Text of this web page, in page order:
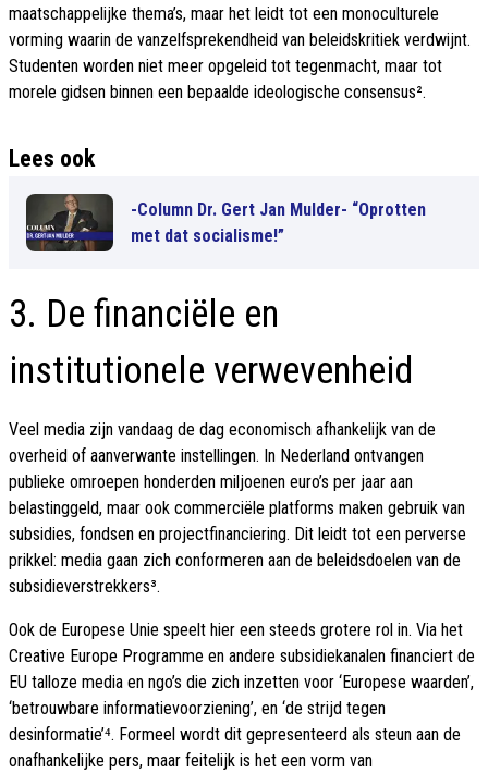
maatschappelijke thema’s, maar het leidt tot een monoculturele
vorming waarin de vanzelfsprekendheid van beleidskritiek verdwijnt.
Studenten worden niet meer opgeleid tot tegenmacht, maar tot
morele gidsen binnen een bepaalde ideologische consensus².
Lees ook
-Column Dr. Gert Jan Mulder- “Oprotten
met dat socialisme!”
3. De financiële en
institutionele verwevenheid
Veel media zijn vandaag de dag economisch afhankelijk van de
overheid of aanverwante instellingen. In Nederland ontvangen
publieke omroepen honderden miljoenen euro’s per jaar aan
belastinggeld, maar ook commerciële platforms maken gebruik van
subsidies, fondsen en projectfinanciering. Dit leidt tot een perverse
prikkel: media gaan zich conformeren aan de beleidsdoelen van de
subsidieverstrekkers³.
Ook de Europese Unie speelt hier een steeds grotere rol in. Via het
Creative Europe Programme en andere subsidiekanalen financiert de
EU talloze media en ngo’s die zich inzetten voor ‘Europese waarden’,
‘betrouwbare informatievoorziening’, en ‘de strijd tegen
desinformatie’⁴. Formeel wordt dit gepresenteerd als steun aan de
onafhankelijke pers, maar feitelijk is het een vorm van